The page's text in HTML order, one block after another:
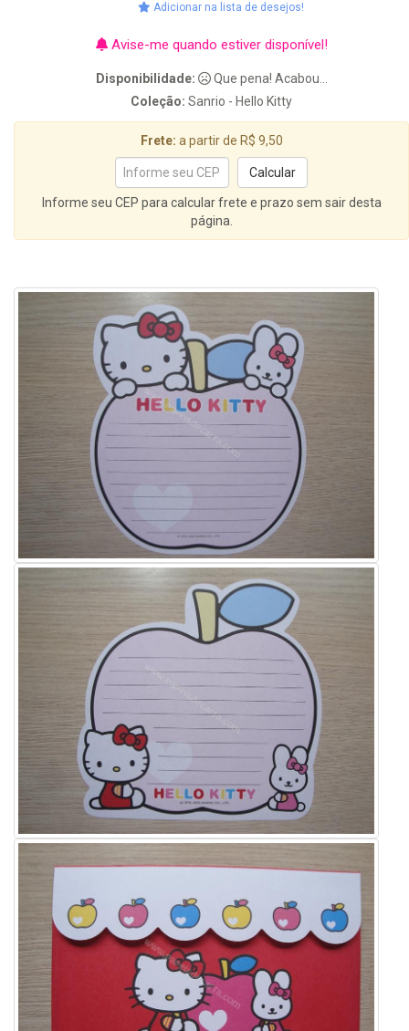
Adicionar na lista de desejos!
Avise-me quando estiver disponível!
Disponibilidade:
Que pena! Acabou...
Coleção: Sanrio - Hello Kitty
Frete: a partir de R$ 9,50
Informe seu CEP para calcular frete e prazo sem sair desta
página.